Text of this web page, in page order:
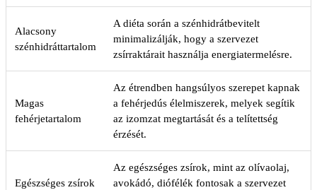
Alacsony
szénhidráttartalom
A diéta során a szénhidrátbevitelt
minimalizálják, hogy a szervezet
zsírraktárait használja energiatermelésre.
Magas
fehérjetartalom
Az étrendben hangsúlyos szerepet kapnak
a fehérjedús élelmiszerek, melyek segítik
az izomzat megtartását és a telítettség
érzését.
Egészséges zsírok
Az egészséges zsírok, mint az olívaolaj,
avokádó, diófélék fontosak a szervezet